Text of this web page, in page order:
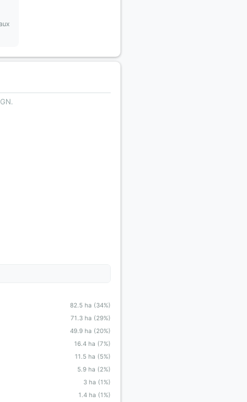
82.5 ha (34%)
71.3 ha (29%)
49.9 ha (20%)
16.4 ha (7%)
11.5 ha (5%)
5.9 ha (2%)
3 ha (1%)
1.4 ha (1%)